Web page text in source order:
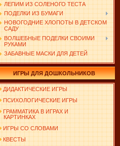
ЛЕПИМ ИЗ СОЛЕНОГО ТЕСТА
ПОДЕЛКИ ИЗ БУМАГИ
НОВОГОДНИЕ ХЛОПОТЫ В ДЕТСКОМ
САДУ
ВОЛШЕБНЫЕ ПОДЕЛКИ СВОИМИ
РУКАМИ
ЗАБАВНЫЕ МАСКИ ДЛЯ ДЕТЕЙ
ИГРЫ ДЛЯ ДОШКОЛЬНИКОВ
ДИДАКТИЧЕСКИЕ ИГРЫ
ПСИХОЛОГИЧЕСКИЕ ИГРЫ
ГРАММАТИКА В ИГРАХ И
КАРТИНКАХ
ИГРЫ СО СЛОВАМИ
КВЕСТЫ